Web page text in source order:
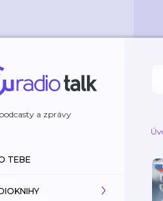
a zprávy
TEBE